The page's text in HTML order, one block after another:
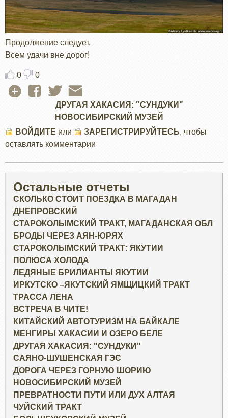
Продолжение следует.
Всем удачи вне дорог!
0 0
ДРУГАЯ ХАКАСИЯ: "СУНДУКИ"
НОВОСИБИРСКИЙ МУЗЕЙ
ВОЙДИТЕ или ЗАРЕГИСТРИРУЙТЕСЬ, чтобы
оставлять комментарии
Остальные отчеты
СКОЛЬКО СТОИТ ПОЕЗДКА В МАГАДАН
ДНЕПРОВСКИЙ
СТАРОКОЛЫМСКИЙ ТРАКТ, МАГАДАНСКАЯ ОБЛ
БРОДЫ ЧЕРЕЗ АЯН-ЮРЯХ
СТАРОКОЛЫМСКИЙ ТРАКТ: ЯКУТИИ
ПОЛЮСА ХОЛОДА
ЛЕДЯНЫЕ БРИЛИАНТЫ ЯКУТИИ
ИРКУТСКО –ЯКУТСКИЙ ЯМЩИЦКИЙ ТРАКТ
ТРАССА ЛЕНА
ВСТРЕЧА В ЧИТЕ!
КИТАЙСКИЙ АВТОТУРИЗМ НА БАЙКАЛЕ
МЕНГИРЫ ХАКАСИИ И ОЗЕРО БЕЛЕ
ДРУГАЯ ХАКАСИЯ: "СУНДУКИ"
САЯНО-ШУШЕНСКАЯ ГЭС
ДОРОГА ЧЕРЕЗ ГОРНУЮ ШОРИЮ
НОВОСИБИРСКИЙ МУЗЕЙ
ПРЕВРАТНОСТИ ПУТИ ИЛИ ДУХ АЛТАЯ
ЧУЙСКИЙ ТРАКТ